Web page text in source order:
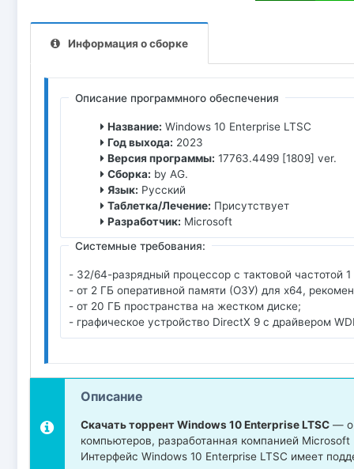
Информация о сборке
Описание программного обеспечения
Название: Windows 10 Enterprise LTSC
Год выхода: 2023
Версия программы: 17763.4499 [1809] ver.
Сборка: by AG.
Язык: Русский
Таблетка/Лечение: Присутствует
Разработчик: Microsoft
Системные требования:
- 32/64-разрядный процессор с тактовой частотой
- от 2 ГБ оперативной памяти (ОЗУ) для х64,
- от 20 ГБ пространства на жестком диске;
- графическое устройство DirectX 9 с драйвером
Описание
Скачать торрент Windows 10 Enterprise LTSC—
компьютеров, разработанная компанией
Интерфейс Windows 10 Enterprise LTSC имеет